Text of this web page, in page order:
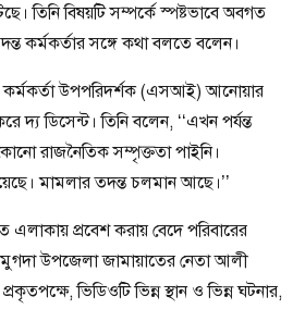
তিনি বিষয়টি সম্পর্কে স্পষ্টভাবে অবগত
কর্মকর্তার সঙ্গে কথা বলতে বলেন।
কর্মকর্তা উপপরিদর্শক (এসআই) আনোয়ার
দ্য ডিসেন্ট। তিনি বলেন, ‘‘এখন পর্যন্ত
রাজনৈতিক সম্পৃক্ততা পাইনি।
মামলার তদন্ত চলমান আছে।’’
এলাকায় প্রবেশ করায় বেদে পরিবারের
মুগদা উপজেলা জামায়াতের নেতা আলী
ভিডিওটি ভিন্ন স্থান ও ভিন্ন ঘটনার,